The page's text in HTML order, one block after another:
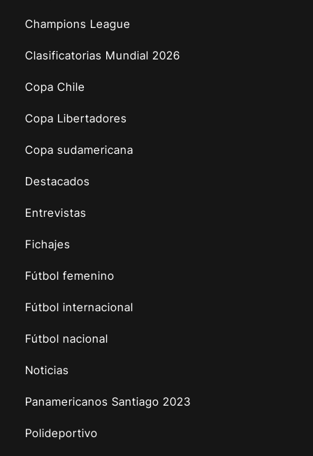
Champions League
Clasificatorias Mundial 2026
Copa Chile
Copa Libertadores
Copa sudamericana
Destacados
Entrevistas
Fichajes
Fútbol femenino
Fútbol internacional
Fútbol nacional
Noticias
Panamericanos Santiago 2023
Polideportivo